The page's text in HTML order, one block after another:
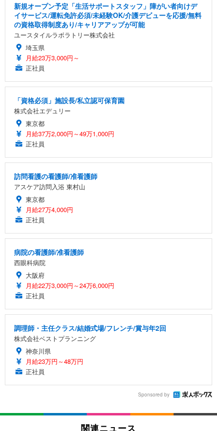
新規オープン予定「生活サポートスタッフ」障がい者向けデ
イサービス/運転免許必須/未経験OK/介護デビューを応援/無料
の資格取得制度あり/キャリアアップが可能
ユースタイルラボラトリー株式会社
埼玉県
月給23万3,000円～
正社員
「資格必須」施設長/私立認可保育園
株式会社エデュリー
東京都
月給37万2,000円～49万1,000円
正社員
訪問看護の看護師/准看護師
アスケア訪問入浴 東村山
東京都
月給27万4,000円
正社員
病院の看護師/准看護師
西眼科病院
大阪府
月給22万3,000円～24万6,000円
正社員
調理師・主任クラス/結婚式場/フレンチ/賞与年2回
株式会社ベストプランニング
神奈川県
月給23万円～48万円
正社員
Sponsored by
関連ニュース